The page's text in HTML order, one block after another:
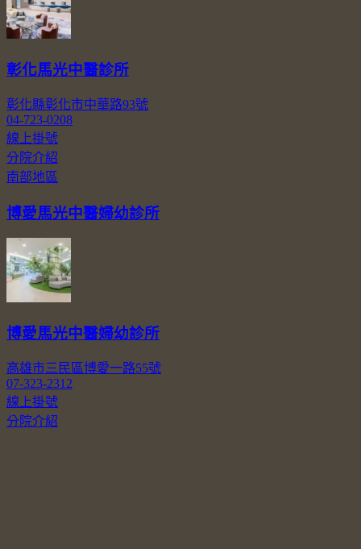
彰化馬光中醫診所
彰化縣彰化市中華路93號
04-723-0208
線上掛號
分院介紹
南部地區
博愛馬光中醫婦幼診所
博愛馬光中醫婦幼診所
高雄市三民區博愛一路55號
07-323-2312
線上掛號
分院介紹